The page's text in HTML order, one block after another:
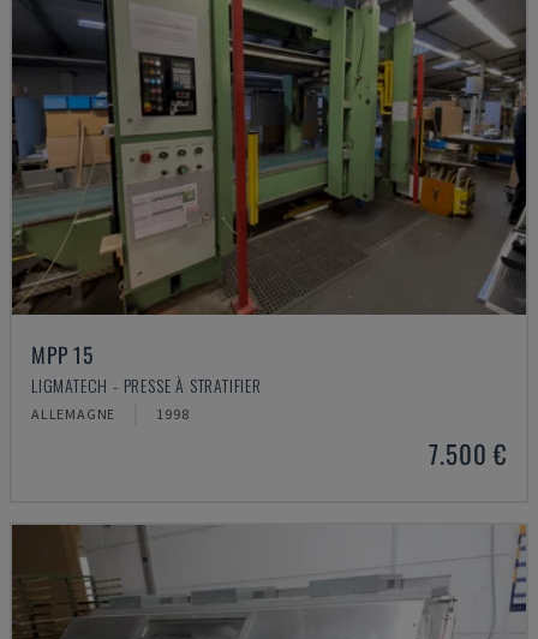
MPP 15
LIGMATECH - PRESSE À STRATIFIER
ALLEMAGNE 1998
7.500 €